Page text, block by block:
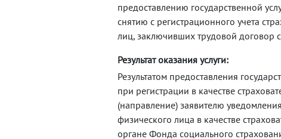
предоставлению государственной
снятию с регистрационного учета
лиц, заключивших трудовой договор
Результат оказания услуги:
Результатом предоставления
при регистрации в качестве
(направление) заявителю
физического лица в качестве
органе Фонда социального